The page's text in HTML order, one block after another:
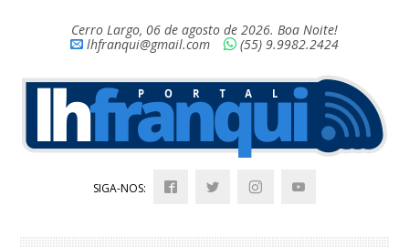
Cerro Largo, 06 de agosto de 2026. Boa Noite!
lhfranqui@gmail.com
(55) 9.9982.2424
SIGA-NOS: